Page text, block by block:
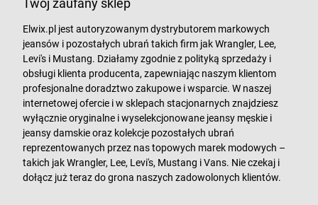
Twój zaufany sklep
Elwix.pl jest autoryzowanym dystrybutorem markowych
jeansów i pozostałych ubrań takich firm jak Wrangler, Lee,
Levi's i Mustang. Działamy zgodnie z polityką sprzedaży i
obsługi klienta producenta, zapewniając naszym klientom
profesjonalne doradztwo zakupowe i wsparcie. W naszej
internetowej ofercie i w sklepach stacjonarnych znajdziesz
wyłącznie oryginalne i wyselekcjonowane jeansy męskie i
jeansy damskie oraz kolekcje pozostałych ubrań
reprezentowanych przez nas topowych marek modowych –
takich jak Wrangler, Lee, Levi's, Mustang i Vans. Nie czekaj i
dołącz już teraz do grona naszych zadowolonych klientów.